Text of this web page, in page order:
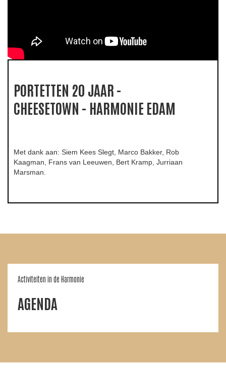
PORTETTEN 20 JAAR -
CHEESETOWN - HARMONIE EDAM
Met dank aan: Siem Kees Slegt, Marco Bakker, Rob
Kaagman, Frans van Leeuwen, Bert Kramp, Jurriaan
Marsman.
Activiteiten in de Harmonie
AGENDA